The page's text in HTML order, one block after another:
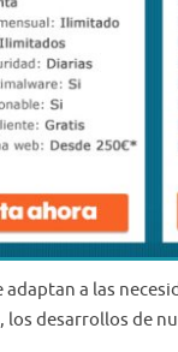
adaptan a las
los desarrollos de